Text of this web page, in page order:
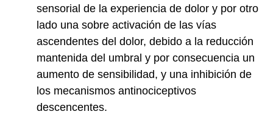
sensorial de la experiencia de dolor y por otro
lado una sobre activación de las vías
ascendentes del dolor, debido a la reducción
mantenida del umbral y por consecuencia un
aumento de sensibilidad, y una inhibición de
los mecanismos antinociceptivos
descencentes.